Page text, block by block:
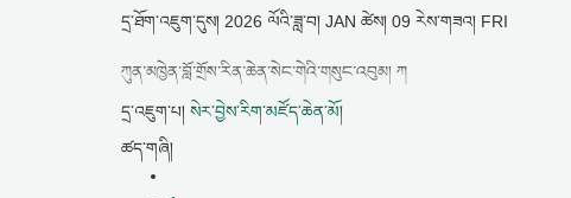
དྲ་ཐོག་འཇུག་དུས། 2026 ལོའི་ཟླ་བ། JAN ཚེས། 09 རེས་གཟའ། FRI
ཀུན་མཁྱེན་བློ་གྲོས་རིན་ཆེན་སེང་གེའི་གསུང་འབུམ། ཀ
དྲ་འཇུག་པ། སེར་བྱེས་རིག་མཛོད་ཆེན་མོ།
ཚད་གཞི།